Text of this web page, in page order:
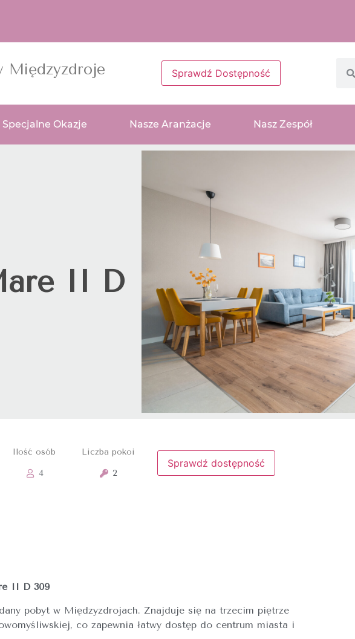
Międzyzdroje Sprawdź Dostępność
Specjalne Okazje Nasze Aranżacje Nasz Zespół
II D
Ilość osób
4
Liczba pokoi
2
Sprawdź dostępność
II D 309
pobyt w Międzyzdrojach. Znajduje się na trzecim piętrze
co zapewnia łatwy dostęp do centrum miasta i